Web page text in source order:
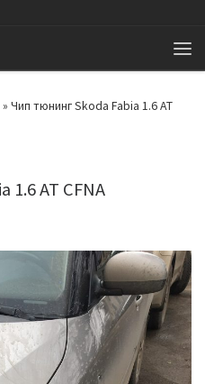
» Чип тюнинг Skoda Fabia 1.6 AT
1.6 AT CFNA